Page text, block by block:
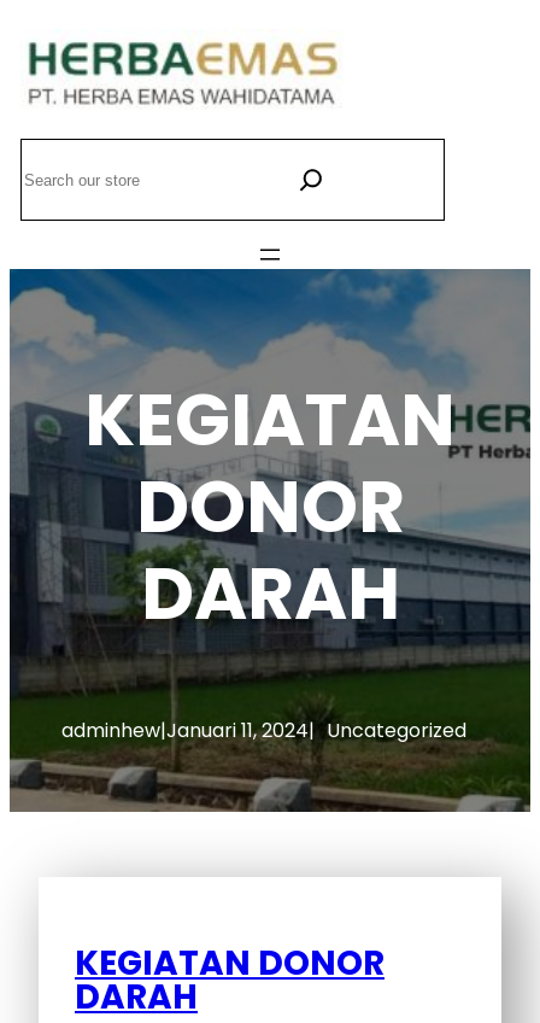
ke
konten
KEGIATAN
DONOR
DARAH
adminhew|Januari 11, 2024| Uncategorized
KEGIATAN DONOR
DARAH